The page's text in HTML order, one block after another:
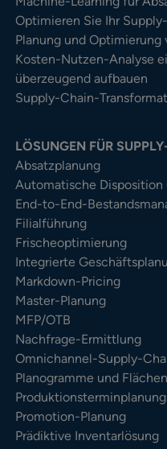
Optimieren Sie Ihr
Planung und Optimierung
Kosten-Nutzen-Analyse
überzeugend aufbauen
Supply-Chain-
LÖSUNGEN FÜR
Absatzplanung
Automatische Disposition
End-to-End-
Filialführung
Frischeoptimierung
Integrierte
Markdown-Pricing
Master-Planung
MFP/OTB
Nachfrage-Ermittlung
Omnichannel-Supply-
Planogramme und
Promotion-Planung
Prädiktive Inventarlösung